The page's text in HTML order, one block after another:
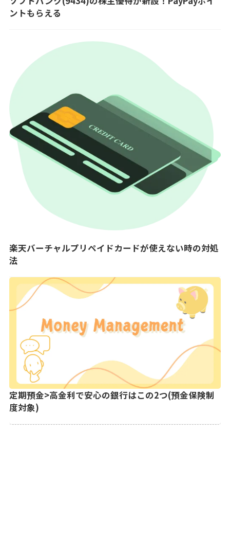
ントもらえる
楽天バーチャルプリペイドカードが使えない時の対処
法
定期預金>高金利で安心の銀行はこの2つ(預金保険制
度対象)